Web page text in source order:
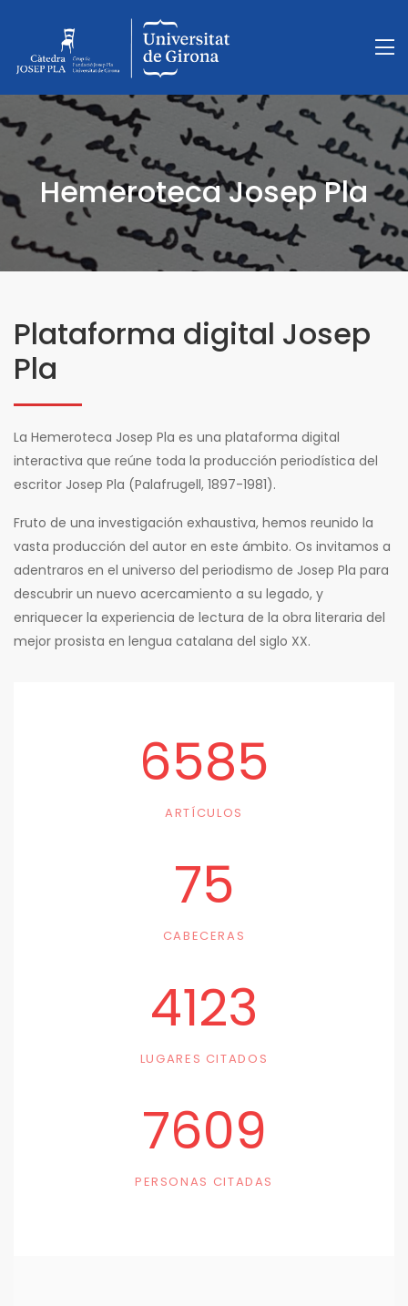
Hemeroteca Josep Pla
Plataforma digital Josep
Pla
La Hemeroteca Josep Pla es una plataforma digital
interactiva que reúne toda la producción periodística del
escritor Josep Pla (Palafrugell, 1897-1981).
Fruto de una investigación exhaustiva, hemos reunido la
vasta producción del autor en este ámbito. Os invitamos a
adentraros en el universo del periodismo de Josep Pla para
descubrir un nuevo acercamiento a su legado, y
enriquecer la experiencia de lectura de la obra literaria del
mejor prosista en lengua catalana del siglo XX.
6585
ARTÍCULOS
75
CABECERAS
4123
LUGARES CITADOS
7609
PERSONAS CITADAS